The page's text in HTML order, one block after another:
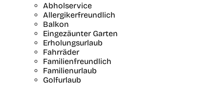
Abholservice
Allergikerfreundlich
Balkon
Eingezäunter Garten
Erholungsurlaub
Fahrräder
Familienfreundlich
Familienurlaub
Golfurlaub